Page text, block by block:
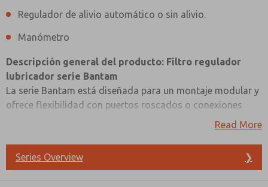
Regulador de alivio automático o sin alivio.
Manómetro
Descripción general del producto: Filtro regulador
lubricador serie Bantam
La serie Bantam está diseñada para un montaje modular y
ofrece flexibilidad con puertos roscados o conexiones
rápidas para tubos de hasta 10 mm de diámetro. Puede
alta resistencia o de aluminio, adaptándose a diferentes
condiciones ambientales. Para el mantenimiento del filtro,
Read More
Series Overview ❯
¿Método de Contacto Preferido?
Correo Electrónico
Teléfono